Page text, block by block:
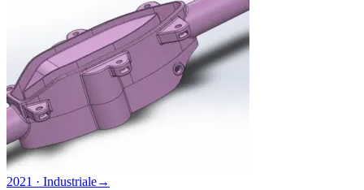
2021 · Industriale→